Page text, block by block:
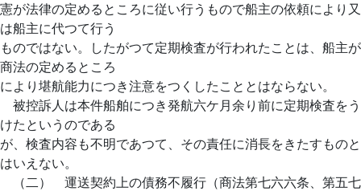
憲が法律の定めるところに従い行うもので船主の依頼により又
は船主に代つて行う
ものではない。したがつて定期検査が行われたことは、船主が
商法の定めるところ
により堪航能力につき注意をつくしたこととはならない。
被控訴人は本件船舶につき発航六ケ月余り前に定期検査をう
けたというのである
が、検査内容も不明であつて、その責任に消長をきたすものと
はいえない。
（二） 運送契約上の債務不履行（商法第七六六条、第五七